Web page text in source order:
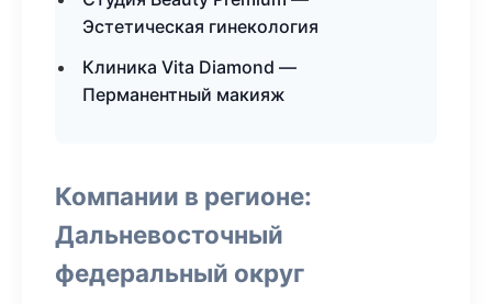
Эстетическая гинекология
Клиника Vita Diamond —
Перманентный макияж
Компании в регионе:
Дальневосточный
федеральный округ